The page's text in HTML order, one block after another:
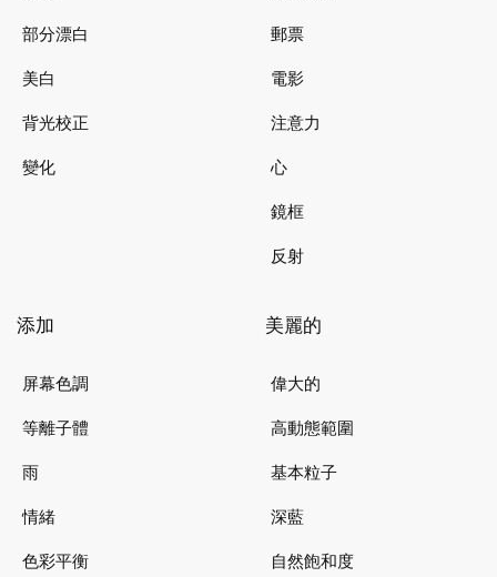
部分漂白
美白
背光校正
變化
郵票
電影
注意力
心
鏡框
反射
添加
屏幕色調
等離子體
雨
情緒
色彩平衡
美麗的
偉大的
高動態範圍
基本粒子
深藍
自然飽和度